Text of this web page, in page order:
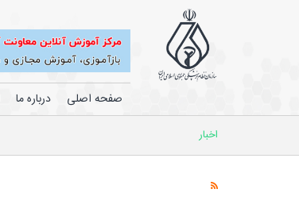
صفحه اصلی درباره ما
اخبار